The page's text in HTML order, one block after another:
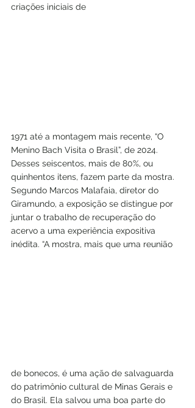
criações iniciais de
1971 até a montagem mais recente, “O
Menino Bach Visita o Brasil”, de 2024.
Desses seiscentos, mais de 80%, ou
quinhentos itens, fazem parte da mostra.
Segundo Marcos Malafaia, diretor do
Giramundo, a exposição se distingue por
juntar o trabalho de recuperação do
acervo a uma experiência expositiva
inédita. “A mostra, mais que uma reunião
de bonecos, é uma ação de salvaguarda
do patrimônio cultural de Minas Gerais e
do Brasil. Ela salvou uma boa parte do